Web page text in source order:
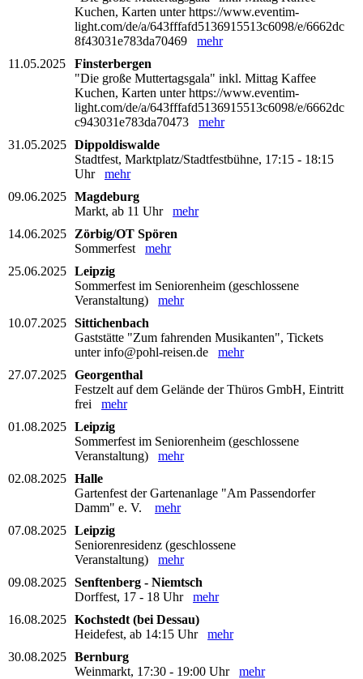
Kuchen, Karten unter https://www.eventim-
light.com/de/a/643fffafd5136915513c6098/e/6662dc
8f43031e783da70469 mehr
11.05.2025
Finsterbergen
"Die große Muttertagsgala" inkl. Mittag Kaffee
Kuchen, Karten unter https://www.eventim-
light.com/de/a/643fffafd5136915513c6098/e/6662dc
c943031e783da70473 mehr
31.05.2025 Dippoldiswalde
Stadtfest, Marktplatz/Stadtfestbühne, 17:15 - 18:15
Uhr mehr
09.06.2025 Magdeburg
Markt, ab 11 Uhr mehr
14.06.2025
Zörbig/OT Spören
Sommerfest mehr
25.06.2025 Leipzig
Sommerfest im Seniorenheim (geschlossene
Veranstaltung) mehr
10.07.2025 Sittichenbach
Gaststätte "Zum fahrenden Musikanten", Tickets
unter info@pohl-reisen.de mehr
27.07.2025 Georgenthal
Festzelt auf dem Gelände der Thüros GmbH, Eintritt
frei mehr
01.08.2025 Leipzig
Sommerfest im Seniorenheim (geschlossene
Veranstaltung) mehr
02.08.2025 Halle
Gartenfest der Gartenanlage "Am Passendorfer
Damm" e. V. mehr
07.08.2025 Leipzig
Seniorenresidenz (geschlossene
Veranstaltung) mehr
09.08.2025 Senftenberg - Niemtsch
Dorffest, 17 - 18 Uhr mehr
16.08.2025 Kochstedt (bei Dessau)
Heidefest, ab 14:15 Uhr mehr
30.08.2025 Bernburg
Weinmarkt, 17:30 - 19:00 Uhr mehr